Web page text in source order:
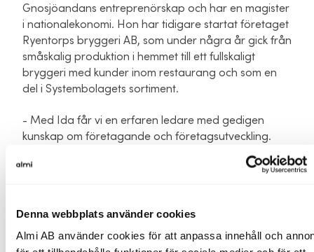
Denna webbplats använder cookies
Almi AB använder cookies för att anpassa innehåll och
Gnosjöandans entreprenörskap och har en magister
i nationalekonomi. Hon har tidigare startat företaget
Ryentorps bryggeri AB, som under några år gick från
småskalig produktion i hemmet till ett fullskaligt
bryggeri med kunder inom restaurang och som en
del i Systembolagets sortiment.
- Med Ida får vi en erfaren ledare med gedigen
kunskap om företagande och företagsutveckling.
Hon har stor förankring i näringslivet genom sina
tidigare erfarenheter från bank, rekrytering och som
Almi GävleDala
Almis uppdrag är att skapa en hållbar tillväxt i